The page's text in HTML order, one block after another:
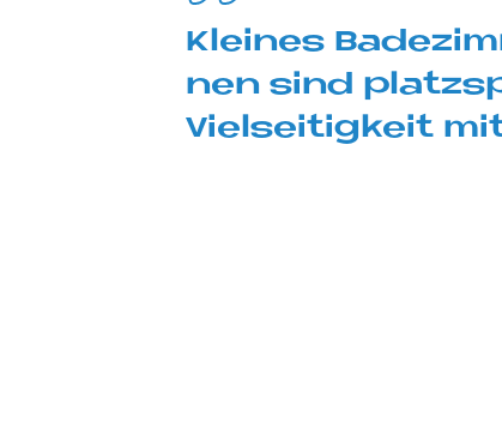
Klei­nes
nen sind
Viel­sei­tig­keit